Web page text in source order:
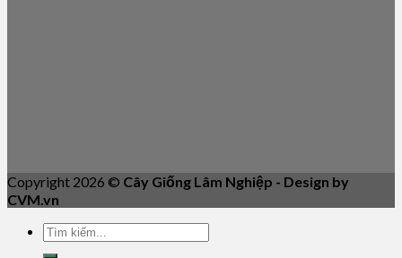
Copyright 2026 © Cây Giống Lâm Nghiệp - Design by
CVM.vn